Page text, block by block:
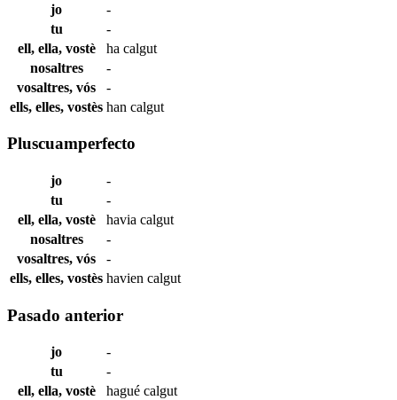
jo
-
tu
-
ell, ella, vostè
ha calgut
nosaltres
-
vosaltres, vós
-
ells, elles, vostès han calgut
Pluscuamperfecto
jo
-
tu
-
ell, ella, vostè
havia calgut
nosaltres
-
vosaltres, vós
-
ells, elles, vostès havien calgut
Pasado anterior
jo
-
tu
-
ell, ella, vostè
hagué calgut